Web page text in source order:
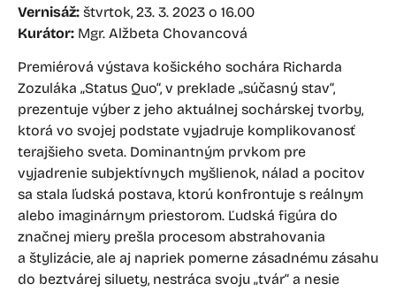
Vernisáž: štvrtok, 23. 3. 2023 o 16.00
Kurátor: Mgr. Alžbeta Chovancová
Premiérová výstava košického sochára Richarda
Zozuláka „Status Quo“, v preklade „súčasný stav“,
prezentuje výber z jeho aktuálnej sochárskej tvorby,
ktorá vo svojej podstate vyjadruje komplikovanosť
terajšieho sveta. Dominantným prvkom pre
vyjadrenie subjektívnych myšlienok, nálad a pocitov
sa stala ľudská postava, ktorú konfrontuje s reálnym
alebo imaginárnym priestorom. Ľudská figúra do
značnej miery prešla procesom abstrahovania
a štylizácie, ale aj napriek pomerne zásadnému zásahu
do beztvárej siluety, nestráca svoju „tvár“ a nesie